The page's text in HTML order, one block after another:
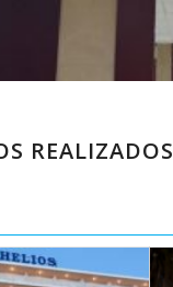
REALIZADOS